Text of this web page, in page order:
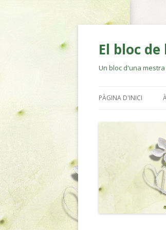
El bloc
Un bloc d'una
PÀGINA D'INICI